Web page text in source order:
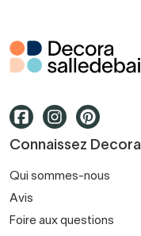
Bois naturel
Noirs : élégants
Disponibles en mat,
Connaissez
Qui sommes-nous
Avis
Foire aux questions